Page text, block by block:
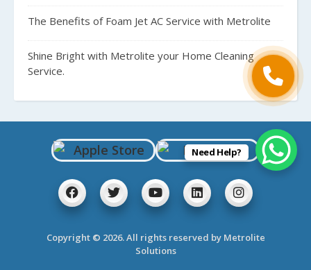
The Benefits of Foam Jet AC Service with Metrolite
Shine Bright with Metrolite your Home Cleaning
Service.
Copyright © 2026. All rights reserved by Metrolite
Solutions
Need Help?